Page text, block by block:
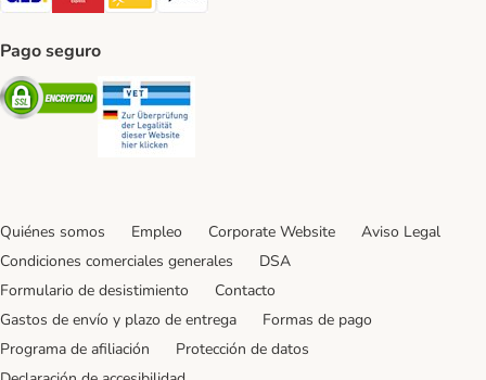
Pago seguro
Security
Quiénes somos Empleo Corporate Website
Aviso Legal
Condiciones comerciales generales
DSA
Formulario de desistimiento
Contacto
Gastos de envío y plazo de entrega
Formas de pago
Programa de afiliación
Protección de datos